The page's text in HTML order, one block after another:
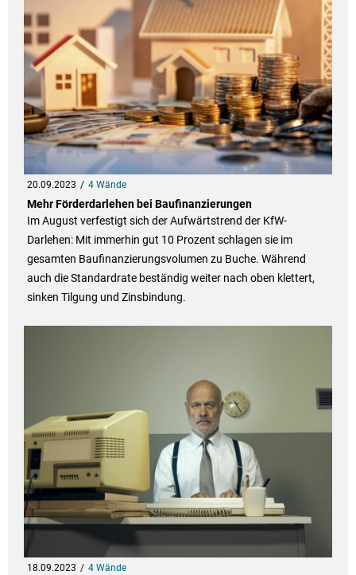
20.09.2023 4 Wände
Mehr Förderdarlehen bei Baufinanzierungen
Im August verfestigt sich der Aufwärtstrend der KfW-
Darlehen: Mit immerhin gut 10 Prozent schlagen sie im
gesamten Baufinanzierungsvolumen zu Buche. Während
auch die Standardrate beständig weiter nach oben klettert,
sinken Tilgung und Zinsbindung.
18.09.2023 4 Wände